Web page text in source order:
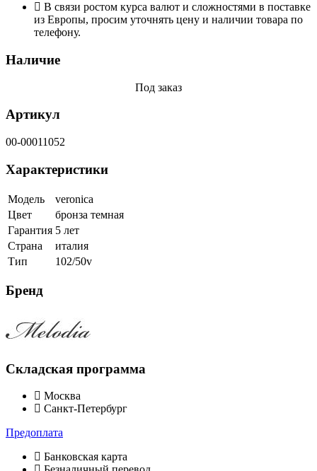
В связи ростом курса валют и сложностями в поставке
из Европы, просим уточнять цену и наличии товара по
телефону.
Наличие
Под заказ
Артикул
00-00011052
Характеристики
Модель
veronica
Цвет
бронза темная
Гарантия 5 лет
Страна
италия
Тип
102/50v
Бренд
Складская программа
Москва
Санкт-Петербург
Предоплата
Банковская карта